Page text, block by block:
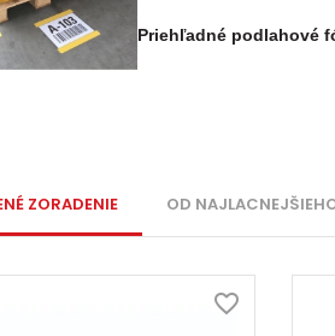
Priehľadné podlahové
ZORADENIE OD